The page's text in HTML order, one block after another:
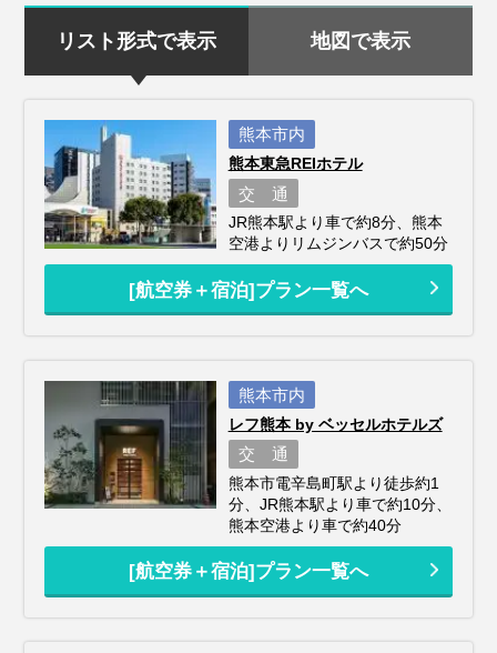
リスト形式で表示 地図で表示
熊本市内
熊本東急REIホテル
交 通
JR熊本駅より車で約8分、熊本
空港よりリムジンバスで約50分
[航空券＋宿泊]プラン一覧へ
熊本市内
レフ熊本 by ベッセルホテルズ
交 通
熊本市電辛島町駅より徒歩約1
分、JR熊本駅より車で約10分、
熊本空港より車で約40分
[航空券＋宿泊]プラン一覧へ